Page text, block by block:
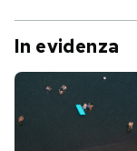
In evidenza